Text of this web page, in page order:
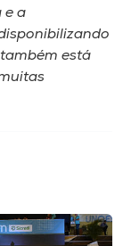
e a
está